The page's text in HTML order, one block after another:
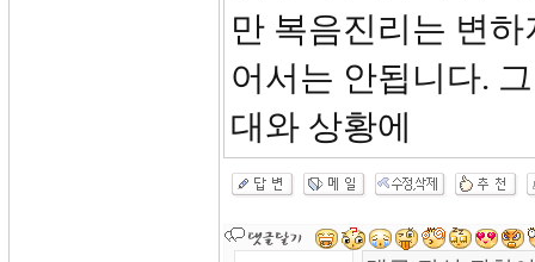
만 복음진리는 변
어서는 안됩니다.
대와 상황에